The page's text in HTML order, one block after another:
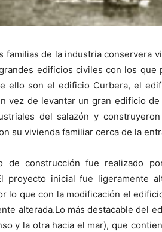
familias de la industria conservera
edificios civiles con los
ello son el edificio Curbera, el
vez de levantar un gran edificio
del salazón y
su vivienda familiar cerca de la
de construcción fue realizado
proyecto inicial fue ligeramente
lo que con la modificación el
alterada.Lo más destacable del
y la otra hacia el mar), que